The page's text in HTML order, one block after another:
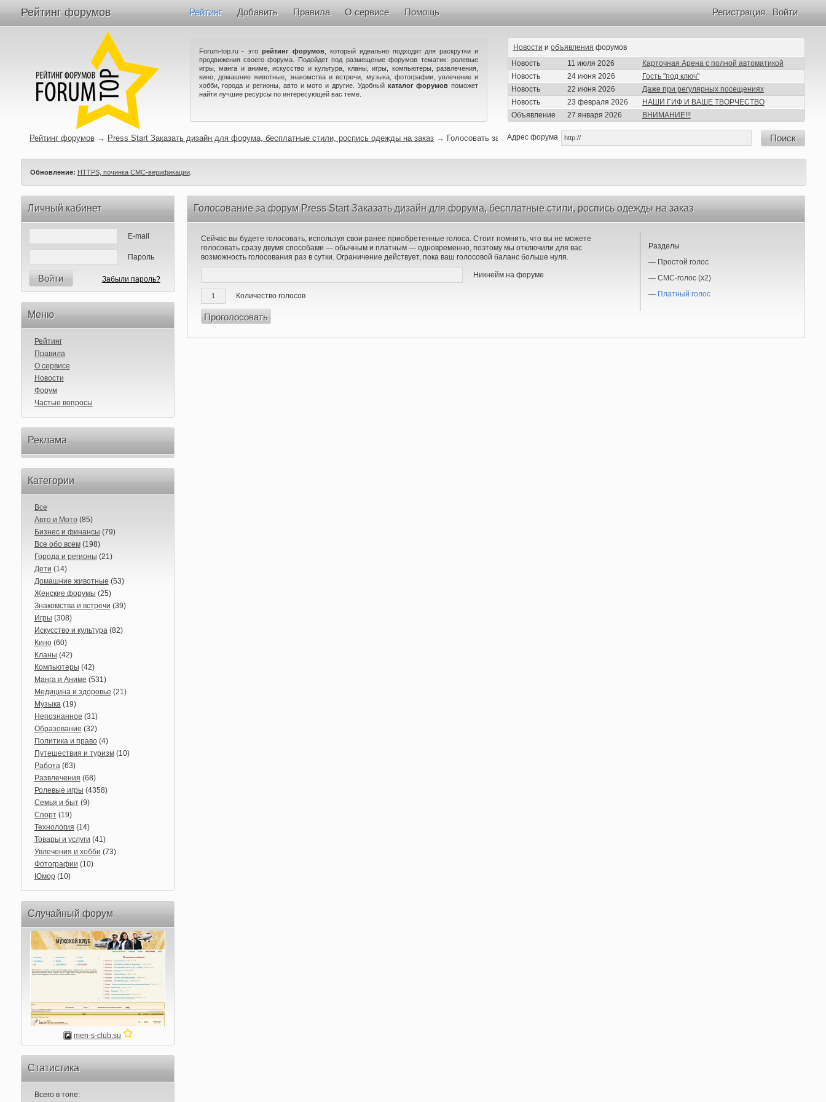
Рейтинг форумов Рейтинг Добавить Правила О сервисе Помощь Войти
Регистрация
Forum-top.ru - эторейтинг форумов , который идеально подходит для раскрутки и
продвижения своего форума. Подойдет под размещение форумов тематик: ролевые
игры, манга и аниме, искусство и культура, кланы, игры, компьютеры, развлечения,
кино, домашние животные, знакомства и встречи, музыка, фотографии, увлечение и
хобби, города и регионы, авто и мото и другие. Удобный каталог форумов поможет
найти лучшие ресурсы по интересующей вас теме.
Новости и объявления форумов
Новость
11 июля 2026
Карточная Арена с полной автоматикой
Новость
24 июня 2026
Гость "под ключ"
Новость
22 июня 2026
Даже при регулярных посещениях
Новость
23 февраля 2026
НАШИ ГИФ И ВАШЕ ТВОРЧЕСТВО
Объявление
27 января 2026 ВНИМАНИЕ!!!
Адрес форума Поиск
Рейтинг форумов → Press Start Заказать дизайн для форума, бесплатные стили, роспись одежды на заказ → Голосовать за форум
Обновление: HTTPS, починка СМС-верификации.
Личный кабинет
E-mail
Пароль
Войти Забыли пароль?
Меню
Рейтинг
Правила
О сервисе
Новости
Форум
Частые вопросы
Реклама
Категории
Все
Авто и Мото(85)
Бизнес и финансы (79)
Все обо всем(198)
Города и регионы (21)
Дети (14)
Домашние животные (53)
Женские форумы (25)
Знакомства и встречи (39)
Игры (308)
Искусство и культура(82)
Кино(60)
Кланы (42)
Компьютеры (42)
Манга и Аниме (531)
Медицина и здоровье (21)
Музыка(19)
Непознанное (31)
Образование (32)
Политика и право(4)
Путешествия и туризм(10)
Работа(63)
Развлечения (68)
Ролевые игры (4358)
Семья и быт(9)
Спорт(19)
Технология (14)
Товары и услуги (41)
Увлечения и хобби (73)
Фотографии (10)
Юмор(10)
Случайный форум
men-s-club.su
Статистика
Всего в топе:
Голосование за форум Press Start Заказать дизайн для форума, бесплатные стили, роспись одежды на заказ
Сейчас вы будете голосовать, используя свои ранее приобретенные голоса. Стоит помнить, что вы не можете
голосовать сразу двумя способами — обычным и платным — одновременно, поэтому мы отключили для вас
возможность голосования раз в сутки. Ограничение действует, пока ваш голосовой баланс больше нуля.
Никнейм на форуме
Количество голосов
Разделы
— Простой голос
— СМС-голос (x2)
— Платный голос